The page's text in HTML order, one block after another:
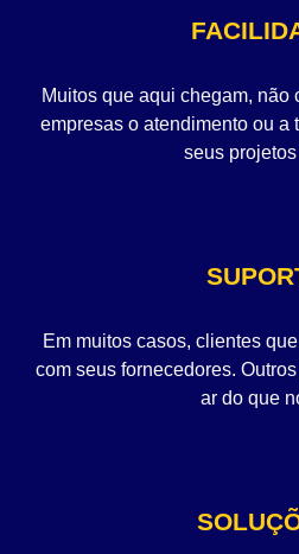
Muitos que aqui chegam, não
empresas o atendimento ou a
seus projetos
Em muitos casos, clientes
com seus fornecedores.
ar do que